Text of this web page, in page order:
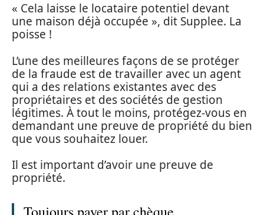
« Cela laisse le locataire potentiel devant
une maison déjà occupée », dit Supplee. La
poisse !
L’une des meilleures façons de se protéger
de la fraude est de travailler avec un agent
qui a des relations existantes avec des
propriétaires et des sociétés de gestion
légitimes. À tout le moins, protégez-vous en
demandant une preuve de propriété du bien
que vous souhaitez louer.
Il est important d’avoir une preuve de
propriété.